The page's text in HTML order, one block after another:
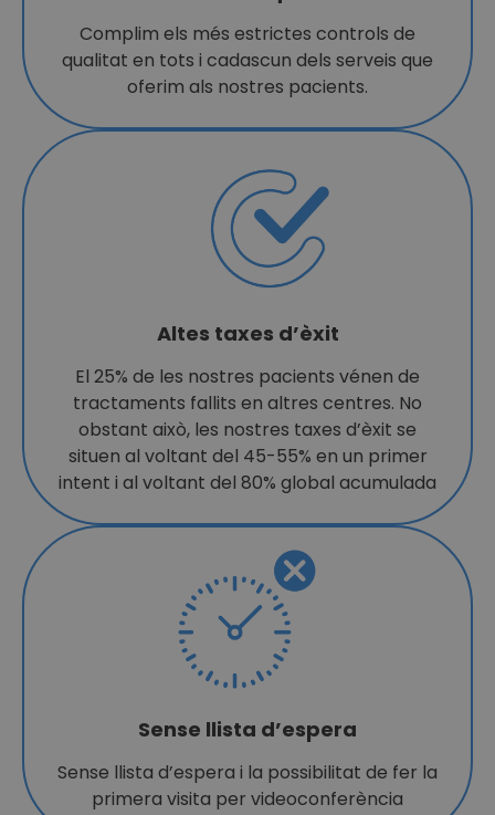
Complim els més estrictes controls de
qualitat en tots i cadascun dels serveis que
oferim als nostres pacients.
Altes taxes d’èxit
El 25% de les nostres pacients vénen de
tractaments fallits en altres centres. No
obstant això, les nostres taxes d’èxit se
situen al voltant del 45-55% en un primer
intent i al voltant del 80% global acumulada
Sense llista d’espera
Sense llista d’espera i la possibilitat de fer la
primera visita per videoconferència